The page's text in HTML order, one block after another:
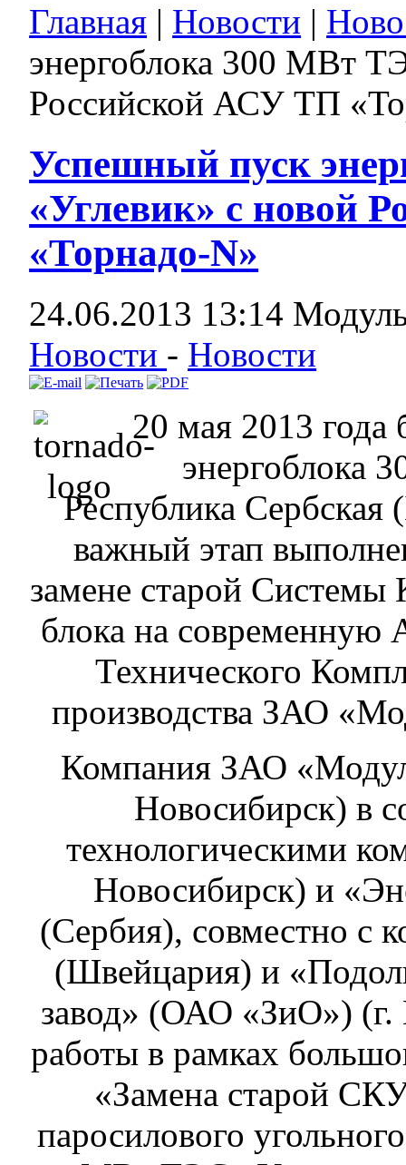
Главная | Новости |
энергоблока 300 МВт
Российской АСУ ТП
Успешный пуск
«Углевик» с новой
«Торнадо-N»
24.06.2013 13:14
Новости - Новости
20 мая 2013
энергоблока
Республика Сербская
важный этап
замене старой
блока на
Технического
производства ЗАО
Компания ЗАО
Новосибирск) в
технологическими
Новосибирск) и
(Сербия), совместно с
(Швейцария) и
завод» (ОАО «ЗиО») (г.
работы в рамках
«Замена старой
паросилового